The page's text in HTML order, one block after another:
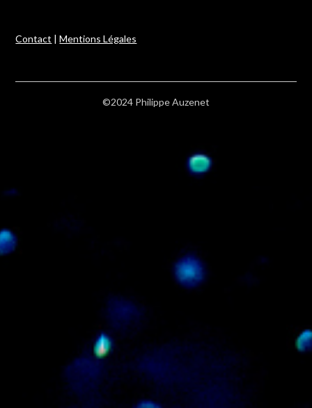
Contact |Mentions Légales
©2024 Philippe Auzenet